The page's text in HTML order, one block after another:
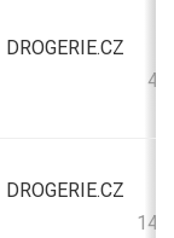
DROGERIE.CZ
DROGERIE.CZ